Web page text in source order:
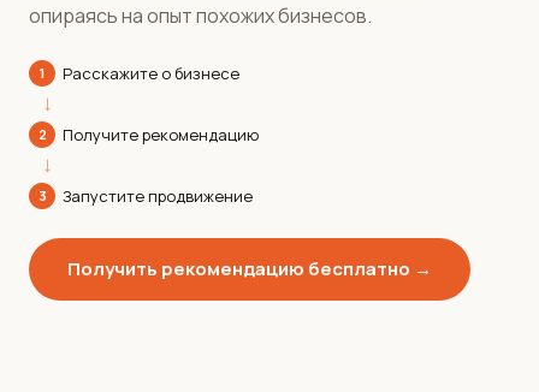
опираясь на опыт похожих бизнесов.
1
Расскажите о бизнесе
→
2
Получите рекомендацию
→
3 Запустите продвижение
Получить рекомендацию бесплатно →